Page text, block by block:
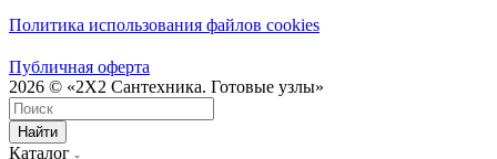
Политика использования файлов cookies
Публичная оферта
2026 © «2X2 Сантехника. Готовые узлы»
Найти
Каталог